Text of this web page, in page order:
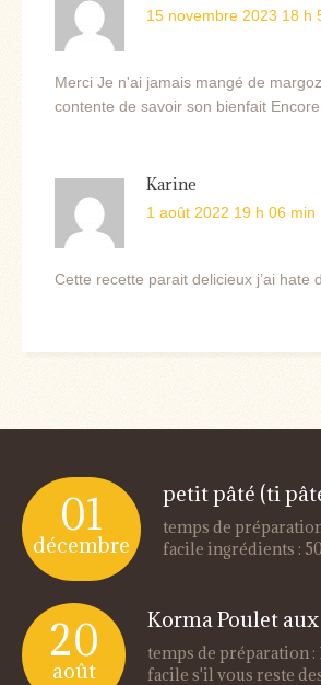
15 novembre 2023 18 h
Merci Je n'ai jamais mangé de
contente de savoir son bienfait
Karine
1 août 2022 19 h 06 min
Cette recette parait delicieux j’ai hate
01
décembre
petit pâté (ti
temps de
facile ingrédients :
20
août
Korma Poulet
temps de préparation
facile s'il vous reste